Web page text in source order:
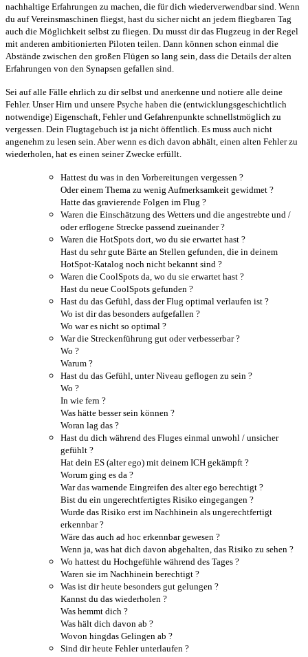
nachhaltige Erfahrungen zu machen, die für dich wiederverwendbar sind. Wenn
du auf Vereinsmaschinen fliegst, hast du sicher nicht an jedem fliegbaren Tag
auch die Möglichkeit selbst zu fliegen. Du musst dir das Flugzeug in der Regel
mit anderen ambitionierten Piloten teilen. Dann können schon einmal die
Abstände zwischen den großen Flügen so lang sein, dass die Details der alten
Erfahrungen von den Synapsen gefallen sind.
Sei auf alle Fälle ehrlich zu dir selbst und anerkenne und notiere alle deine
Fehler. Unser Hirn und unsere Psyche haben die (entwicklungsgeschichtlich
notwendige) Eigenschaft, Fehler und Gefahrenpunkte schnellstmöglich zu
vergessen. Dein Flugtagebuch ist ja nicht öffentlich. Es muss auch nicht
angenehm zu lesen sein. Aber wenn es dich davon abhält, einen alten Fehler zu
wiederholen, hat es einen seiner Zwecke erfüllt.
Hattest du was in den Vorbereitungen vergessen ?
Oder einem Thema zu wenig Aufmerksamkeit gewidmet ?
Hatte das gravierende Folgen im Flug ?
Waren die Einschätzung des Wetters und die angestrebte und /
oder erflogene Strecke passend zueinander ?
Waren die HotSpots dort, wo du sie erwartet hast ?
Hast du sehr gute Bärte an Stellen gefunden, die in deinem
HotSpot-Katalog noch nicht bekannt sind ?
Waren die CoolSpots da, wo du sie erwartet hast ?
Hast du neue CoolSpots gefunden ?
Hast du das Gefühl, dass der Flug optimal verlaufen ist ?
Wo ist dir das besonders aufgefallen ?
Wo war es nicht so optimal ?
War die Streckenführung gut oder verbesserbar ?
Wo ?
Warum ?
Hast du das Gefühl, unter Niveau geflogen zu sein ?
Wo ?
In wie fern ?
Was hätte besser sein können ?
Woran lag das ?
Hast du dich während des Fluges einmal unwohl / unsicher
gefühlt ?
Hat dein ES (alter ego) mit deinem ICH gekämpft ?
Worum ging es da ?
War das warnende Eingreifen des alter ego berechtigt ?
Bist du ein ungerechtfertigtes Risiko eingegangen ?
Wurde das Risiko erst im Nachhinein als ungerechtfertigt
erkennbar ?
Wäre das auch ad hoc erkennbar gewesen ?
Wenn ja, was hat dich davon abgehalten, das Risiko zu sehen ?
Wo hattest du Hochgefühle während des Tages ?
Waren sie im Nachhinein berechtigt ?
Was ist dir heute besonders gut gelungen ?
Kannst du das wiederholen ?
Was hemmt dich ?
Was hält dich davon ab ?
Wovon hingdas Gelingen ab ?
Sind dir heute Fehler unterlaufen ?